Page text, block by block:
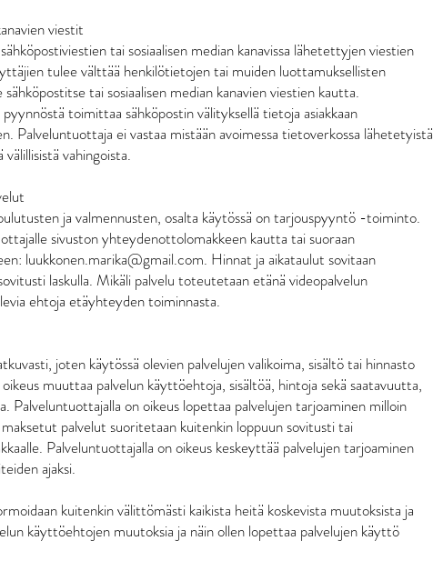
viestit
tai sosiaalisen median kanavissa lähetettyjen viestien
tulee välttää henkilötietojen tai muiden luottamuksellisten
tai sosiaalisen median kanavien viestien kautta.
toimittaa sähköpostin välityksellä tietoja asiakkaan
Palveluntuottaja ei vastaa mistään avoimessa tietoverkossa lähetetyistä
vahingoista.
ja valmennusten, osalta käytössä on tarjouspyyntö -toiminto.
sivuston yhteydenottolomakkeen kautta tai suoraan
luukkonen.marika@gmail.com. Hinnat ja aikataulut sovitaan
laskulla. Mikäli palvelu toteutetaan etänä videopalvelun
ehtoja etäyhteyden toiminnasta.
joten käytössä olevien palvelujen valikoima, sisältö tai hinnasto
muuttaa palvelun käyttöehtoja, sisältöä, hintoja sekä saatavuutta,
Palveluntuottajalla on oikeus lopettaa palvelujen tarjoaminen milloin
palvelut suoritetaan kuitenkin loppuun sovitusti tai
Palveluntuottajalla on oikeus keskeyttää palvelujen tarjoaminen
ajaksi.
kuitenkin välittömästi kaikista heitä koskevista muutoksista ja
käyttöehtojen muutoksia ja näin ollen lopettaa palvelujen käyttö